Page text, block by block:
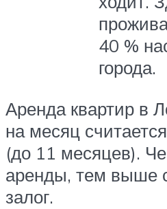
40 %
города.
Аренда квартир в
на месяц
(до 11 месяцев).
аренды, тем выше
залог.